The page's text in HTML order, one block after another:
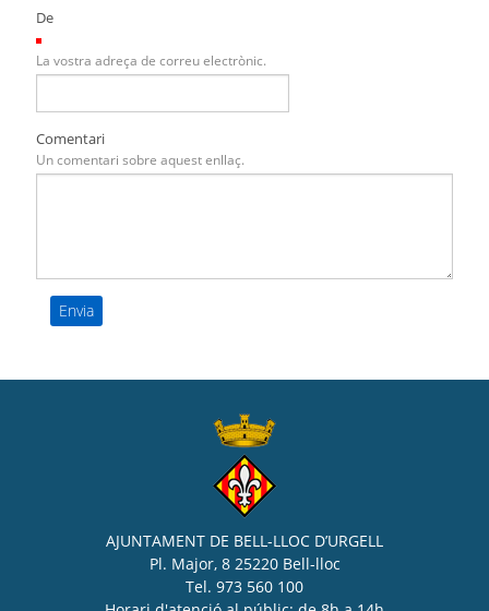
De
La vostra adreça de correu electrònic.
Comentari
Un comentari sobre aquest enllaç.
AJUNTAMENT DE BELL-LLOC D’URGELL
Pl. Major, 8 25220 Bell-lloc
Tel. 973 560 100